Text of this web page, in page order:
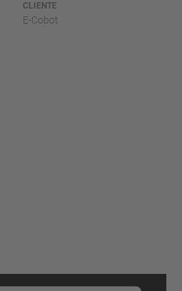
CLIENTE
E-Cobot